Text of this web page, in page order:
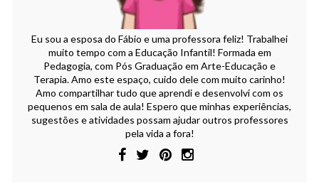
Eu sou a esposa do Fábio e uma professora feliz! Trabalhei
muito tempo com a Educação Infantil! Formada em
Pedagogia, com Pós Graduação em Arte-Educação e
Terapia. Amo este espaço, cuido dele com muito carinho!
Amo compartilhar tudo que aprendi e desenvolvi com os
pequenos em sala de aula! Espero que minhas experiências,
sugestões e atividades possam ajudar outros professores
pela vida a fora!